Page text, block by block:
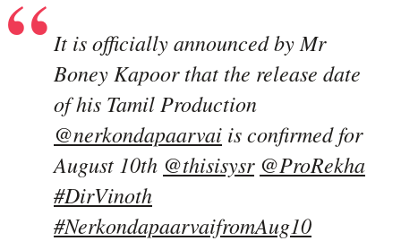
It is officially announced by Mr
Boney Kapoor that the release date
of his Tamil Production
@nerkondapaarvai is confirmed for
August 10th @thisisysr @ProRekha
#DirVinoth
#NerkondapaarvaifromAug10